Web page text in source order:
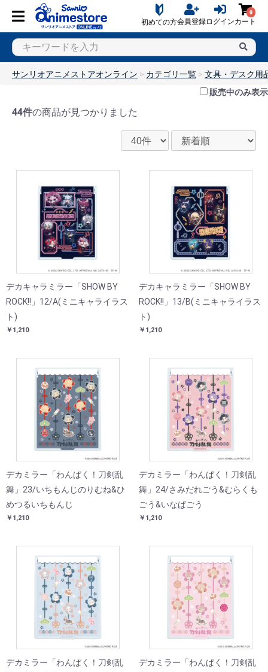
初めての方会員登録ログイン
0
カート
サンリオアニメストアオンライン カテゴリ一覧
文具・デスク用
販売中のみ表示
44件の商品が見つかりました
デカキャラミラー「SHOW BY
ROCK!!」12/A(ミニキャライラス
ト)
￥1,210
デカキャラミラー「SHOW BY
ROCK!!」13/B(ミニキャライラス
ト)
￥1,210
デカミラー「わんぱく！刀剣乱
舞」23/いちもんじのりむね&ひ
めつるいちもんじ
￥1,210
デカミラー「わんぱく！刀剣乱
舞」24/さみだれごう&むらくも
ごう&いなばごう
￥1,210
デカミラー「わんぱく！刀剣乱
デカミラー「わんぱく！刀剣乱